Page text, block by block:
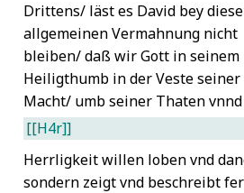
Drittens/ läst es David bey
allgemeinen Vermahnung nicht
bleiben/ daß wir Gott in seinem
Heiligthumb in der Veste seiner
Macht/ umb seiner Thaten
[[H4r]]
Herrligkeit willen loben vnd
sondern zeigt vnd beschreibt